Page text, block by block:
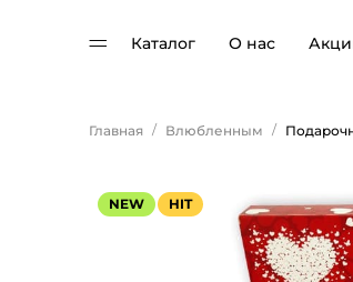
Каталог О нас
Главная / Влюбленным /
NEW HIT